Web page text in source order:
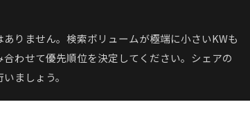
りません。検索ボリュームが極端に小さいKWも
わせて優先順位を決定してください。シェアの
ましょう。